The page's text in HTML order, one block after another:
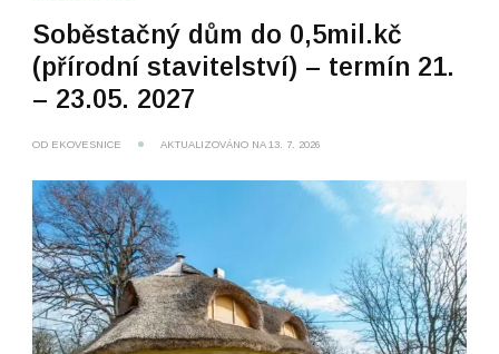
Soběstačný dům do 0,5mil.kč
(přírodní stavitelství) – termín 21.
– 23.05. 2027
OD EKOVESNICE AKTUALIZOVÁNO NA 13. 7. 2026